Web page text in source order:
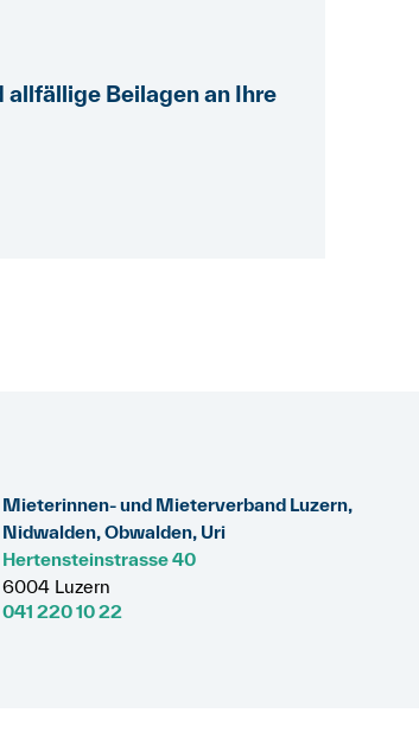
Beilagen an Ihre
Mieterinnen- und Mieterverband Luzern,
Nidwalden, Obwalden, Uri
Hertensteinstrasse 40
6004 Luzern
041 220 10 22